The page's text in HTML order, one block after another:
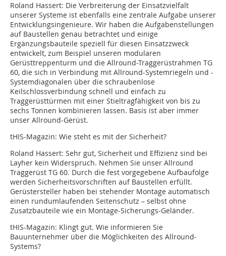
Roland Hassert: Die Verbreiterung der Einsatzvielfalt
unserer Systeme ist ebenfalls eine zentrale Aufgabe unserer
Entwicklungsingenieure. Wir haben die Aufgabenstellungen
auf Baustellen genau betrachtet und einige
Ergänzungsbauteile speziell für diesen Einsatzzweck
entwickelt, zum Beispiel unseren modularen
Gerüsttreppenturm und die Allround-Traggerüstrahmen TG
60, die sich in Verbindung mit Allround-Systemriegeln und -
Systemdiagonalen über die schraubenlose
Keilschlossverbindung schnell und einfach zu
Traggerüsttürmen mit einer Stieltragfähigkeit von bis zu
sechs Tonnen kombinieren lassen. Basis ist aber immer
unser Allround-Gerüst.
tHIS-Magazin: Wie steht es mit der Sicherheit?
Roland Hassert: Sehr gut, Sicherheit und Effizienz sind bei
Layher kein Widerspruch. Nehmen Sie unser Allround
Traggerüst TG 60. Durch die fest vorgegebene Aufbaufolge
werden Sicherheitsvorschriften auf Baustellen erfüllt.
Gerüstersteller haben bei stehender Montage automatisch
einen rundumlaufenden Seitenschutz – selbst ohne
Zusatzbauteile wie ein Montage-Sicherungs-Geländer.
tHIS-Magazin: Klingt gut. Wie informieren Sie
Bauunternehmer über die Möglichkeiten des Allround-
Systems?